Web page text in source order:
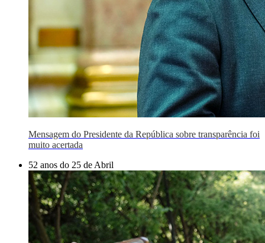
Mensagem do Presidente da República sobre transparência foi
muito acertada
52 anos do 25 de Abril